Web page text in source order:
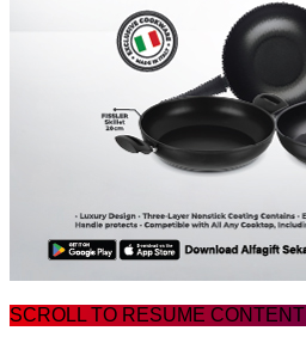
SCROLL TO RESUME CONTENT